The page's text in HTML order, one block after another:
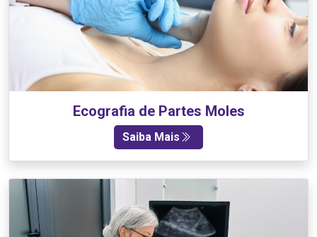
Ecografia de Partes Moles
Saiba Mais